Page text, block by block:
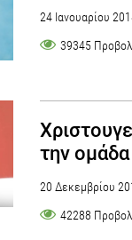
24 Ιανουαρίου
39345
την
20 Δεκεμβρίου
42288